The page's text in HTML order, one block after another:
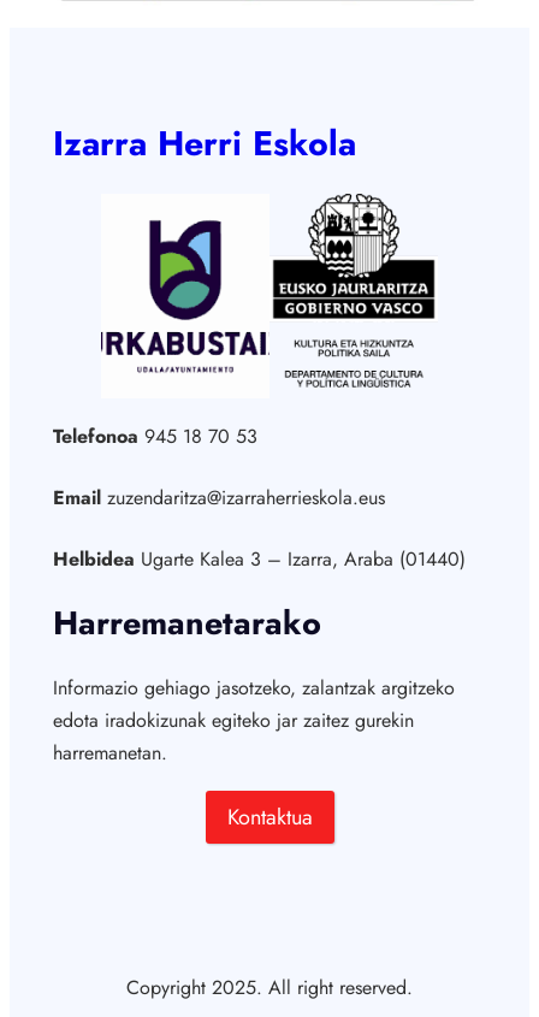
Izarra Herri Eskola
Telefonoa 945 18 70 53
Email zuzendaritza@izarraherrieskola.eus
Helbidea Ugarte Kalea 3 – Izarra, Araba (01440)
Harremanetarako
Informazio gehiago jasotzeko, zalantzak argitzeko
edota iradokizunak egiteko jar zaitez gurekin
harremanetan.
Kontaktua
Copyright 2025. All right reserved.